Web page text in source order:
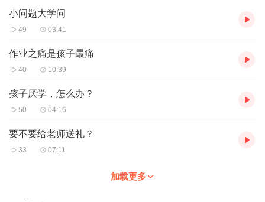
小问题大学问
49 03:41
作业之痛是孩子最痛
40 10:39
孩子厌学，怎么办？
50 04:16
要不要给老师送礼？
33 07:11
加载更多